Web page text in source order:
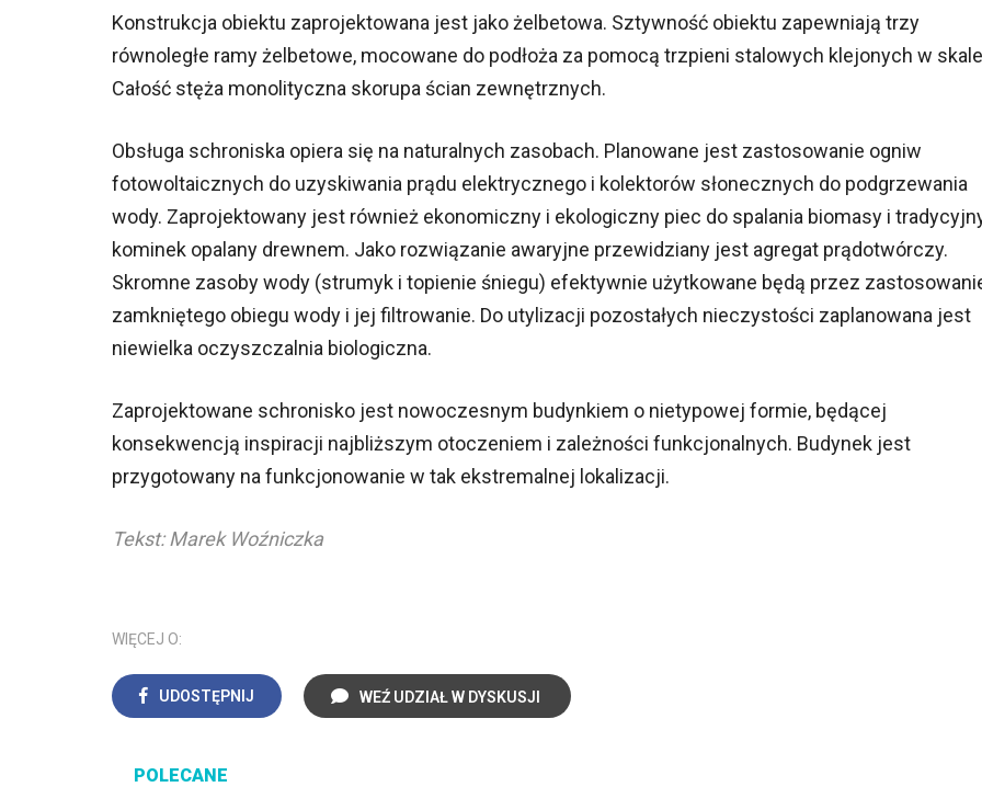
Konstrukcja obiektu zaprojektowana jest jako żelbetowa. Sztywność obiektu zapewniają trzy
równoległe ramy żelbetowe, mocowane do podłoża za pomocą trzpieni stalowych klejonych w
Całość stęża monolityczna skorupa ścian zewnętrznych.
Obsługa schroniska opiera się na naturalnych zasobach. Planowane jest zastosowanie ogniw
fotowoltaicznych do uzyskiwania prądu elektrycznego i kolektorów słonecznych do podgrzewania
wody. Zaprojektowany jest również ekonomiczny i ekologiczny piec do spalania biomasy i
kominek opalany drewnem. Jako rozwiązanie awaryjne przewidziany jest agregat prądotwórczy.
Skromne zasoby wody (strumyk i topienie śniegu) efektywnie użytkowane będą przez
zamkniętego obiegu wody i jej filtrowanie. Do utylizacji pozostałych nieczystości zaplanowana jest
niewielka oczyszczalnia biologiczna.
Zaprojektowane schronisko jest nowoczesnym budynkiem o nietypowej formie, będącej
konsekwencją inspiracji najbliższym otoczeniem i zależności funkcjonalnych. Budynek jest
przygotowany na funkcjonowanie w tak ekstremalnej lokalizacji.
Tekst: Marek Woźniczka
WIĘCEJ O:
UDOSTĘPNIJ WEŹ UDZIAŁ W DYSKUSJI
POLECANE